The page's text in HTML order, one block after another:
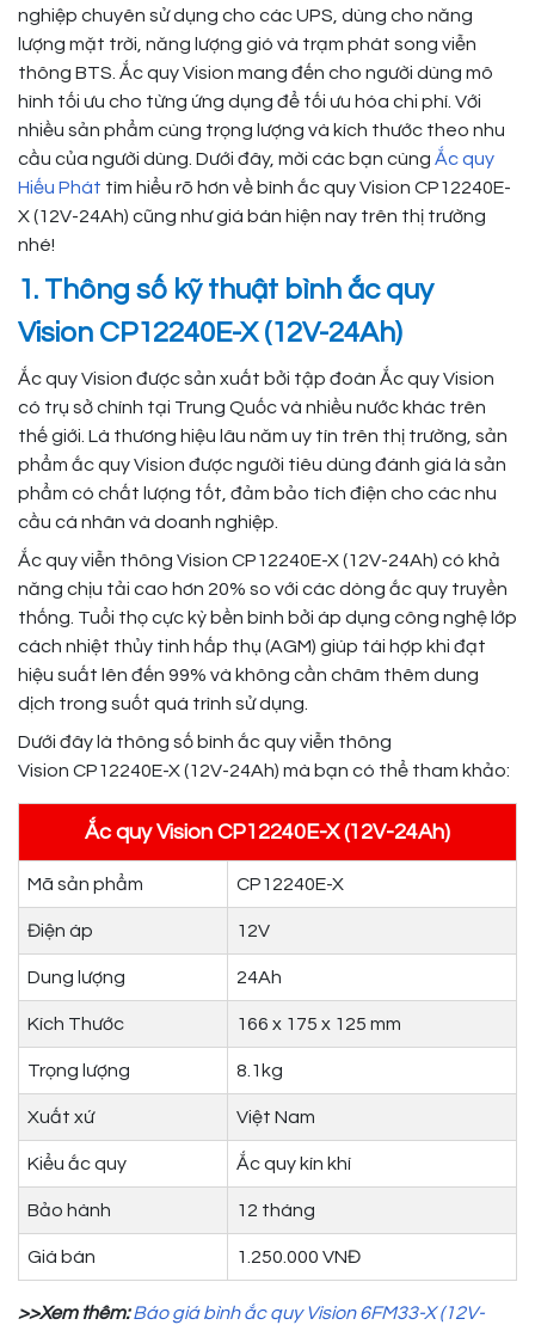
nghiệp chuyên sử dụng cho các UPS, dùng cho năng
lượng mặt trời, năng lượng gió và trạm phát song viễn
thông BTS. Ắc quy Vision mang đến cho người dùng mô
hình tối ưu cho từng ứng dụng để tối ưu hóa chi phí. Với
nhiều sản phẩm cùng trọng lượng và kích thước theo nhu
cầu của người dùng. Dưới đây, mời các bạn cùng Ắc quy
Hiếu Phát tìm hiểu rõ hơn về bình ắc quy Vision CP12240E-
X (12V-24Ah) cũng như giá bán hiện nay trên thị trường
nhé!
1. Thông số kỹ thuật bình ắc quy
Vision CP12240E-X (12V-24Ah)
Ắc quy Vision được sản xuất bởi tập đoàn Ắc quy Vision
có trụ sở chính tại Trung Quốc và nhiều nước khác trên
thế giới. Là thương hiệu lâu năm uy tín trên thị trường, sản
phẩm ắc quy Vision được người tiêu dùng đánh giá là sản
phẩm có chất lượng tốt, đảm bảo tích điện cho các nhu
cầu cá nhân và doanh nghiệp.
Ắc quy viễn thông Vision CP12240E-X (12V-24Ah) có khả
năng chịu tải cao hơn 20% so với các dòng ắc quy truyền
thống. Tuổi thọ cực kỳ bền bình bởi áp dụng công nghệ lớp
cách nhiệt thủy tinh hấp thụ (AGM) giúp tái hợp khi đạt
hiệu suất lên đến 99% và không cần châm thêm dung
dịch trong suốt quá trình sử dụng.
Dưới đây là thông số bình ắc quy viễn thông
Vision CP12240E-X (12V-24Ah) mà bạn có thể tham khảo:
Ắc quy Vision CP12240E-X (12V-24Ah)
Mã sản phẩm CP12240E-X
Điện áp 12V
Dung lượng 24Ah
Kích Thước 166 x 175 x 125 mm
Trọng lượng 8.1kg
Xuất xứ Việt Nam
Kiểu ắc quy Ắc quy kín khí
Bảo hành 12 tháng
Giá bán 1.250.000 VNĐ
>>Xem thêm: Báo giá bình ắc quy Vision 6FM33-X (12V-